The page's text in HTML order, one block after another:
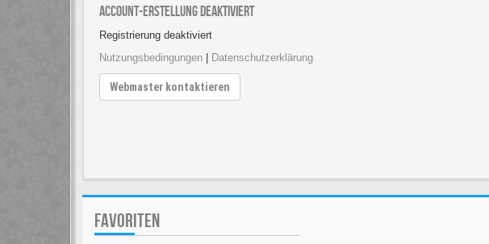
Account-Erstellung deaktiviert
Registrierung deaktiviert
Nutzungsbedingungen
Datenschutzerklärung
Webmaster kontaktieren
FAVORITEN